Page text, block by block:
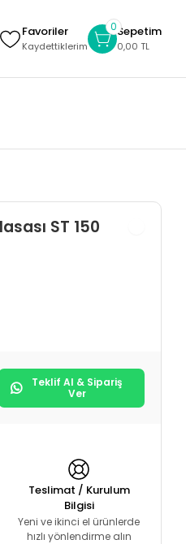
Favoriler
Kaydettiklerim
0Sepetim
0,00 TL
ST 150
Teklif Al & Sipariş
Ver
Teslimat / Kurulum
Bilgisi
Yeni ve ikinci el ürünlerde
hızlı yönlendirme alın